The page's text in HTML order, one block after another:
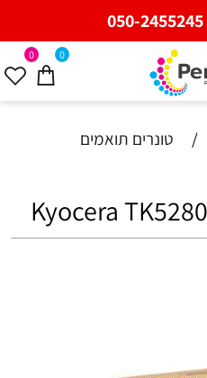
050-2455245
0 0
/ טונרים תואמים